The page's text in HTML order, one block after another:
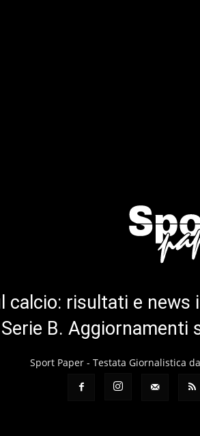
calcio: risultati e news
B. Aggiornamenti
Sport Paper - Testata Giornalistica